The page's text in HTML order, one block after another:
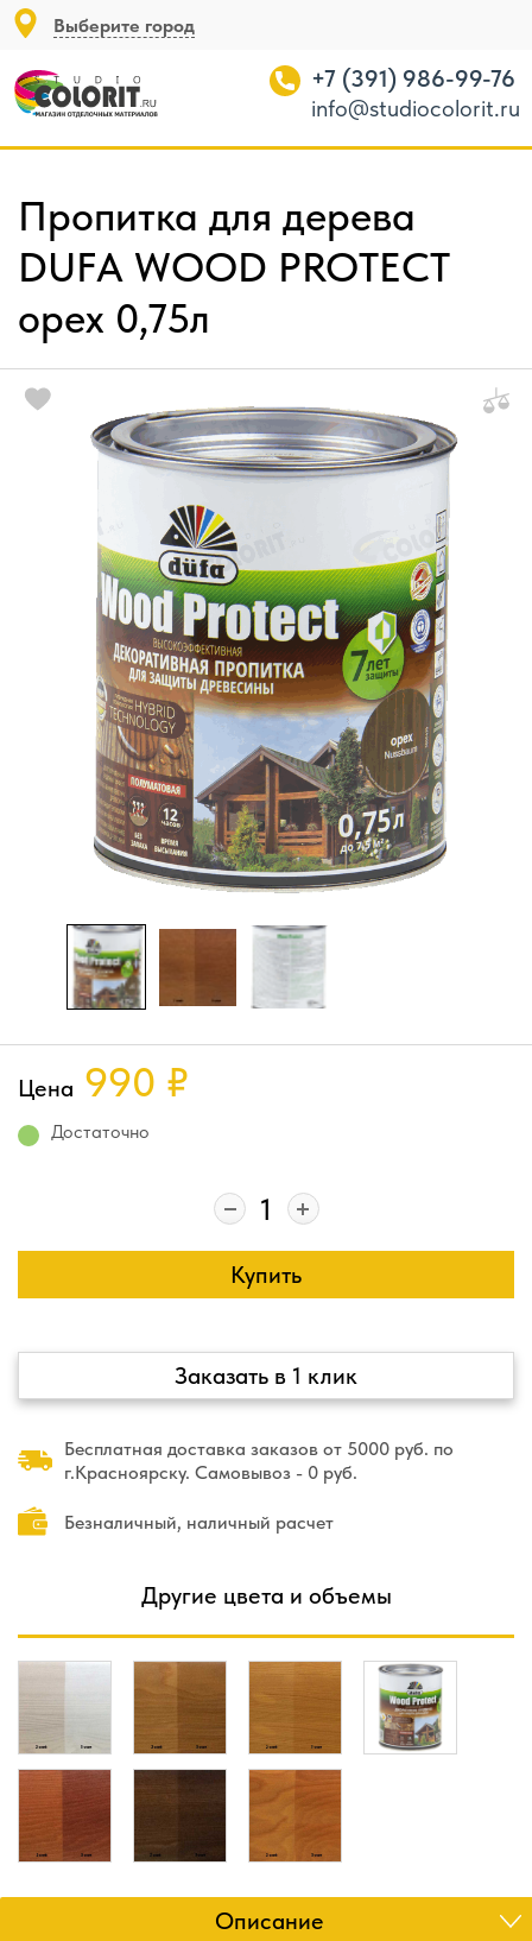
Выберите город
+7 (391) 986-99-76
info@studiocolorit.ru
Пропитка для дерева
DUFA WOOD PROTECT
орех 0,75л
Цена 990 ₽
Достаточно
Купить
Заказать в 1 клик
Бесплатная доставка заказов от 5000 руб. по
г.Красноярску. Самовывоз - 0 руб.
Безналичный, наличный расчет
Другие цвета и объемы
Описание